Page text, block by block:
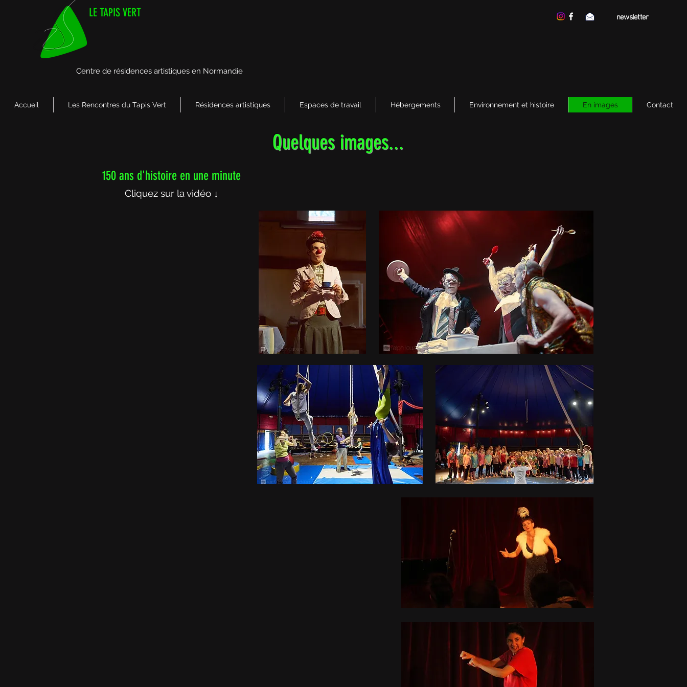
LE TAPIS VERT
Centre de résidences artistiques en Normandie
newsletter
Accueil Les Rencontres du Tapis Vert Résidences artistiques Espaces de travail Hébergements Environnement et histoire En images Contact
Quelques images...
150 ans d'histoire en une minute
Cliquez sur la vidéo ↓